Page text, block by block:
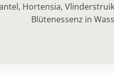
Hortensia,
Blütenessenz in